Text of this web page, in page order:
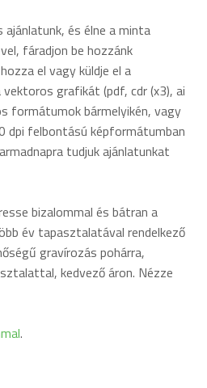
és élne a minta
fáradjon be hozzánk
el vagy küldje el a
grafikát (pdf, cdr (x3), ai
formátumok bármelyikén, vagy
dpi felbontású képformátumban
tudjuk ajánlatunkat
bizalommal és bátran a
év tapasztalatával rendelkező
gravírozás pohárra,
kedvező áron. Nézze
.